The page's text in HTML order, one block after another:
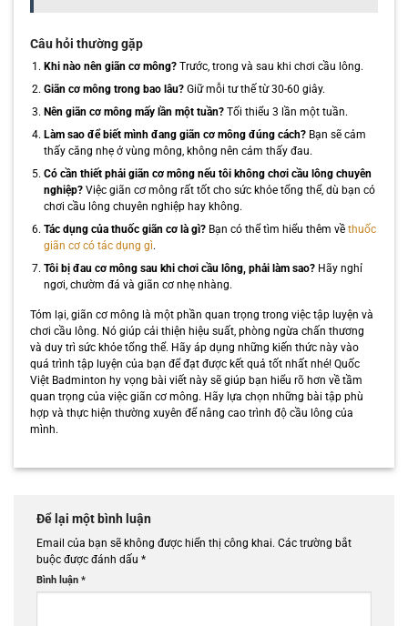
Câu hỏi thường gặp
Khi nào nên giãn cơ mông?Trước, trong và sau khi chơi cầu lông.
Giãn cơ mông trong bao lâu?Giữ mỗi tư thế từ 30-60 giây.
Nên giãn cơ mông mấy lần một tuần?Tối thiểu 3 lần một tuần.
Làm sao để biết mình đang giãn cơ mông đúng cách?Bạn sẽ cảm
thấy căng nhẹ ở vùng mông, không nên cảm thấy đau.
Có cần thiết phải giãn cơ mông nếu tôi không chơi cầu lông chuyên
nghiệp?Việc giãn cơ mông rất tốt cho sức khỏe tổng thể, dù bạn có
chơi cầu lông chuyên nghiệp hay không.
Tác dụng của thuốc giãn cơ là gì?Bạn có thể tìm hiểu thêm về thuốc
giãn cơ có tác dụng gì.
Tôi bị đau cơ mông sau khi chơi cầu lông, phải làm sao?Hãy nghỉ
ngơi, chườm đá và giãn cơ nhẹ nhàng.
Tóm lại, giãn cơ mông là một phần quan trọng trong việc tập luyện và
chơi cầu lông. Nó giúp cải thiện hiệu suất, phòng ngừa chấn thương
và duy trì sức khỏe tổng thể. Hãy áp dụng những kiến thức này vào
quá trình tập luyện của bạn để đạt được kết quả tốt nhất nhé! Quốc
Việt Badminton hy vọng bài viết này sẽ giúp bạn hiểu rõ hơn về tầm
quan trọng của việc giãn cơ mông. Hãy lựa chọn những bài tập phù
hợp và thực hiện thường xuyên để nâng cao trình độ cầu lông của
mình.
Để lại một bình luận
Email của bạn sẽ không được hiển thị công khai. Các trường bắt
buộc được đánh dấu *
Bình luận *